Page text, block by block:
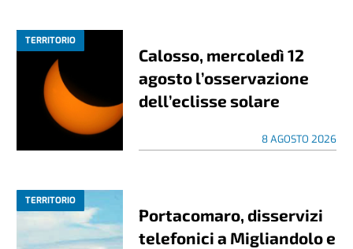
TERRITORIO
Calosso, mercoledì 12
agosto l’osservazione
dell’eclisse solare
8 AGOSTO 2026
TERRITORIO
Portacomaro, disservizi
telefonici a Migliandolo e